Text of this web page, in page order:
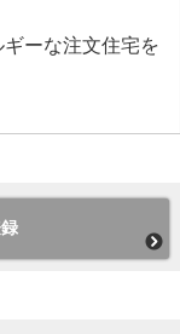
ーな注文住宅を